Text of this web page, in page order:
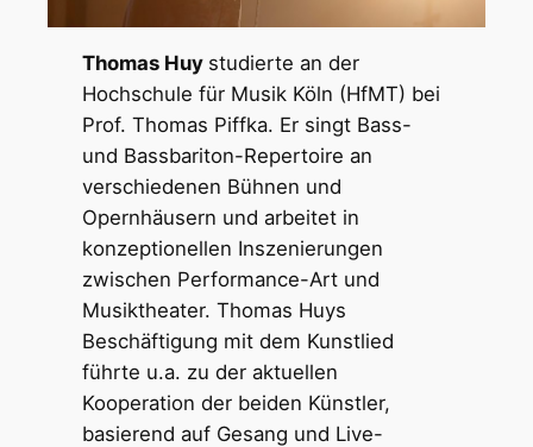
Thomas Huy studierte an der
Hochschule für Musik Köln (HfMT) bei
Prof. Thomas Piffka. Er singt Bass-
und Bassbariton-Repertoire an
verschiedenen Bühnen und
Opernhäusern und arbeitet in
konzeptionellen Inszenierungen
zwischen Performance-Art und
Musiktheater. Thomas Huys
Beschäftigung mit dem Kunstlied
führte u.a. zu der aktuellen
Kooperation der beiden Künstler,
basierend auf Gesang und Live-